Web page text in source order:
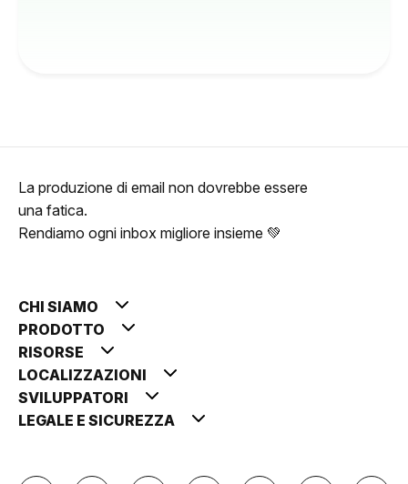
La produzione di email non dovrebbe essere
una fatica.
Rendiamo ogni inbox migliore insieme 💚
CHI SIAMO
PRODOTTO
RISORSE
LOCALIZZAZIONI
SVILUPPATORI
LEGALE E SICUREZZA